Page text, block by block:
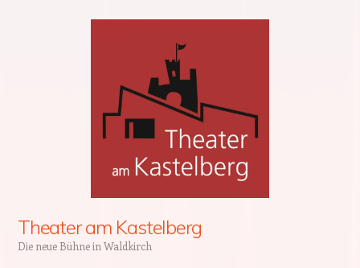
Theater am Kastelberg
Die neue Bühne in Waldkirch